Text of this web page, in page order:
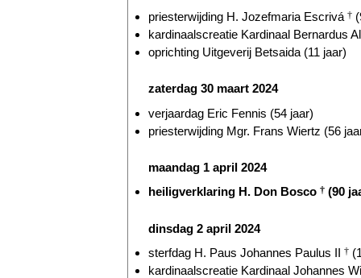
priesterwijding H. Jozefmaria Escrivá †
kardinaalscreatie Kardinaal Bernardus
oprichting Uitgeverij Betsaida (11 jaar)
zaterdag 30 maart 2024
verjaardag Eric Fennis (54 jaar)
priesterwijding Mgr. Frans Wiertz (56
maandag 1 april 2024
heiligverklaring H. Don Bosco † (90
dinsdag 2 april 2024
sterfdag H. Paus Johannes Paulus II †
kardinaalscreatie Kardinaal Johannes